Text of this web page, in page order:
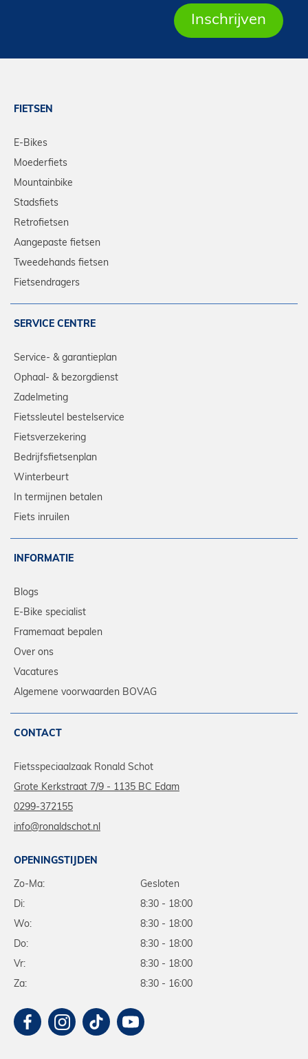
FIETSEN
E-Bikes
Moederfiets
Mountainbike
Stadsfiets
Retrofietsen
Aangepaste fietsen
Tweedehands fietsen
Fietsendragers
SERVICE CENTRE
Service- & garantieplan
Ophaal- & bezorgdienst
Zadelmeting
Fietssleutel bestelservice
Fietsverzekering
Bedrijfsfietsenplan
Winterbeurt
In termijnen betalen
Fiets inruilen
INFORMATIE
Blogs
E-Bike specialist
Framemaat bepalen
Over ons
Vacatures
Algemene voorwaarden BOVAG
CONTACT
Fietsspeciaalzaak Ronald Schot
Grote Kerkstraat 7/9 - 1135 BC Edam
0299-372155
info@ronaldschot.nl
OPENINGSTIJDEN
Zo-Ma:
Gesloten
Di:
8:30 - 18:00
Wo:
8:30 - 18:00
Do:
8:30 - 18:00
Vr:
8:30 - 18:00
Za:
8:30 - 16:00